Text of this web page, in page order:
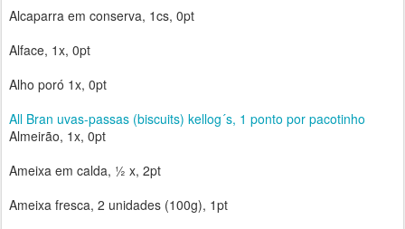
Alcaparra em conserva, 1cs, 0pt
Alface, 1x, 0pt
Alho poró 1x, 0pt
All Bran uvas-passas (biscuits) kellog´s, 1 ponto por pacotinho
Almeirão, 1x, 0pt
Ameixa em calda, ½ x, 2pt
Ameixa fresca, 2 unidades (100g), 1pt